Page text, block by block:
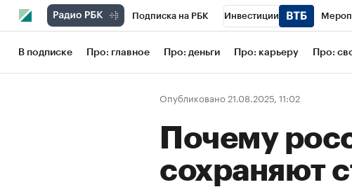
Подписка на РБК Инвестиции
Школа управления РБК РБК Образование
Рынок наличной валюты
В подписке Про: главное Про: деньги Про: карьеру Про:
Опубликовано 21.08.2025, 11:02
Почему
сохраняют